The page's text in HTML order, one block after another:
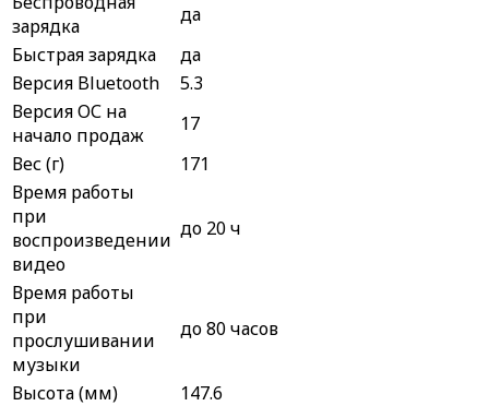
зарядка
да
Быстрая зарядка
да
Версия Bluetooth
5.3
Версия ОС на
начало продаж
17
Вес (г)
171
Время работы
при
воспроизведении
видео
до 20 ч
Время работы
при
прослушивании
музыки
до 80 часов
Высота (мм)
147.6